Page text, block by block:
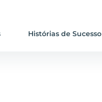
Histórias de Sucesso